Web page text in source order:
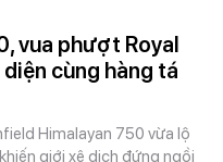
vua phượt Royal
cùng hàng tá
Himalayan 750 vừa lộ
giới xê dịch đứng ngồi